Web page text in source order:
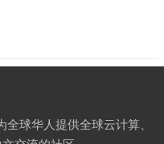
球华人提供全球云计算、